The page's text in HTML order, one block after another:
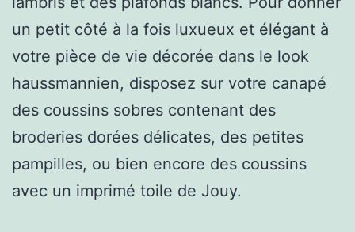
un petit côté à la fois luxueux et élégant à
votre pièce de vie décorée dans le look
haussmannien, disposez sur votre canapé
des coussins sobres contenant des
broderies dorées délicates, des petites
pampilles, ou bien encore des coussins
avec un imprimé toile de Jouy.